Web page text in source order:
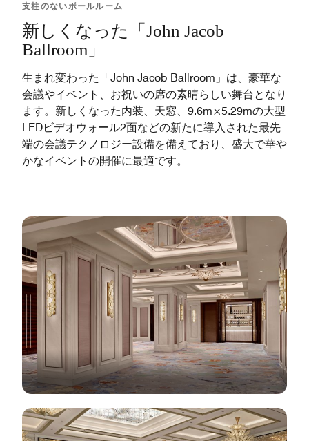
支柱のないボールルーム
新しくなった「John Jacob
Ballroom」
生まれ変わった「John Jacob Ballroom」は、豪華な
会議やイベント、お祝いの席の素晴らしい舞台となり
ます。新しくなった内装、天窓、9.6m×5.29mの大型
LEDビデオウォール2面などの新たに導入された最先
端の会議テクノロジー設備を備えており、盛大で華や
かなイベントの開催に最適です。